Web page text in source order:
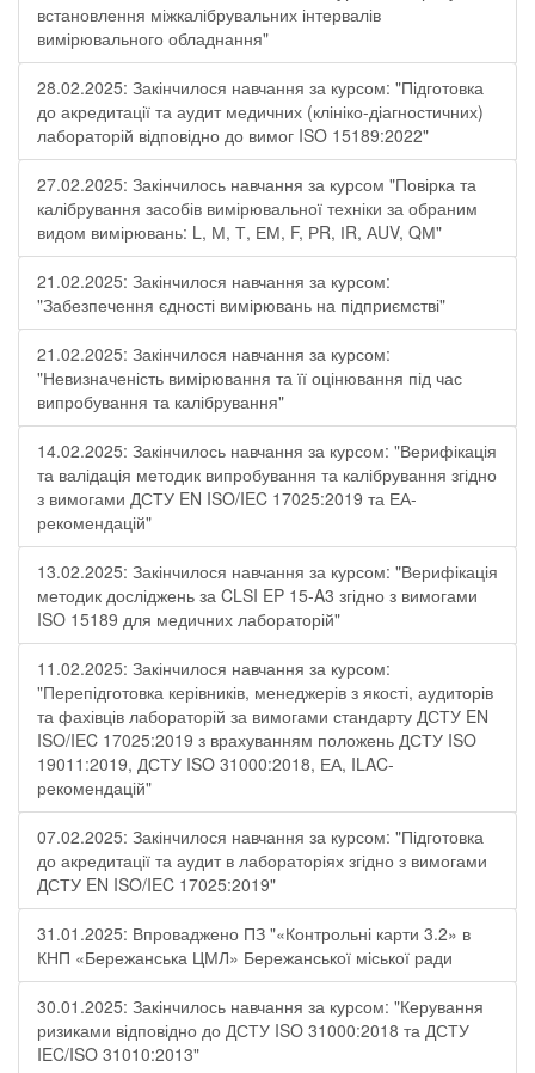
встановлення міжкалібрувальних інтервалів
вимірювального обладнання"
28.02.2025: Закінчилося навчання за курсом: "Підготовка
до акредитації та аудит медичних (клініко-діагностичних)
лабораторій відповідно до вимог ISO 15189:2022"
27.02.2025: Закінчилось навчання за курсом "Повірка та
калібрування засобів вимірювальної техніки за обраним
видом вимірювань: L, М, Т, ЕМ, F, РR, ІR, АUV, QМ"
21.02.2025: Закінчилося навчання за курсом:
"Забезпечення єдності вимірювань на підприємстві"
21.02.2025: Закінчилося навчання за курсом:
"Невизначеність вимірювання та її оцінювання під час
випробування та калібрування"
14.02.2025: Закінчилось навчання за курсом: "Верифікація
та валідація методик випробування та калібрування згідно
з вимогами ДСТУ EN ISO/IEC 17025:2019 та ЕА-
рекомендацій"
13.02.2025: Закінчилося навчання за курсом: "Верифікація
методик досліджень за CLSI EP 15-A3 згідно з вимогами
ISO 15189 для медичних лабораторій"
11.02.2025: Закінчилося навчання за курсом:
"Перепідготовка керівників, менеджерів з якості, аудиторів
та фахівців лабораторій за вимогами стандарту ДСТУ EN
ISO/IEC 17025:2019 з врахуванням положень ДСТУ ISO
19011:2019, ДСТУ ISO 31000:2018, ЕА, ILAC-
рекомендацій"
07.02.2025: Закінчилося навчання за курсом: "Підготовка
до акредитації та аудит в лабораторіях згідно з вимогами
ДСТУ EN ISO/IEC 17025:2019"
31.01.2025: Впроваджено ПЗ "«Контрольні карти 3.2» в
КНП «Бережанська ЦМЛ» Бережанської міської ради
30.01.2025: Закінчилось навчання за курсом: "Керування
ризиками відповідно до ДСТУ ISO 31000:2018 та ДСТУ
IEC/ISO 31010:2013"